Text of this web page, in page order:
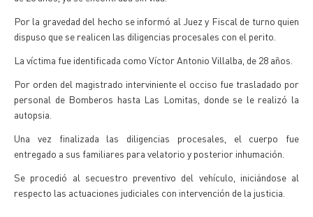
Por la gravedad del hecho se informó al Juez y Fiscal de turno quien
dispuso que se realicen las diligencias procesales con el perito.
La víctima fue identificada como Víctor Antonio Villalba, de 28 años.
Por orden del magistrado interviniente el occiso fue trasladado por
personal de Bomberos hasta Las Lomitas, donde se le realizó la
autopsia.
Una vez finalizada las diligencias procesales, el cuerpo fue
entregado a sus familiares para velatorio y posterior inhumación.
Se procedió al secuestro preventivo del vehículo, iniciándose al
respecto las actuaciones judiciales con intervención de la justicia.